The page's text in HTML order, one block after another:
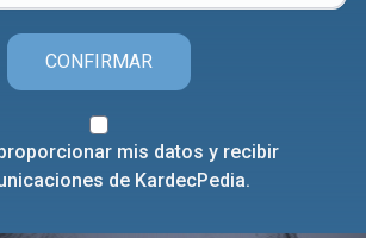
CONFIRMAR
mis datos y recibir
de KardecPedia.